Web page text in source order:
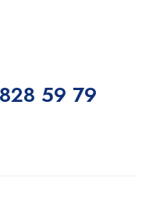
59 79